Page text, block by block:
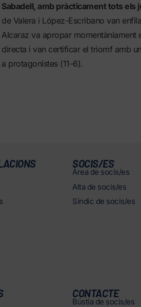
Sabadell, amb pràcticament tots els
de Valera i López-Escribano van
Alcaraz va apropar
directa i van certificar el triomf amb
a protagonistes (11-6).
SOCIS/ES
Àrea de socis/es
Alta de socis/es
Síndic de socis/es
CONTACTE
Bústia de socis/es